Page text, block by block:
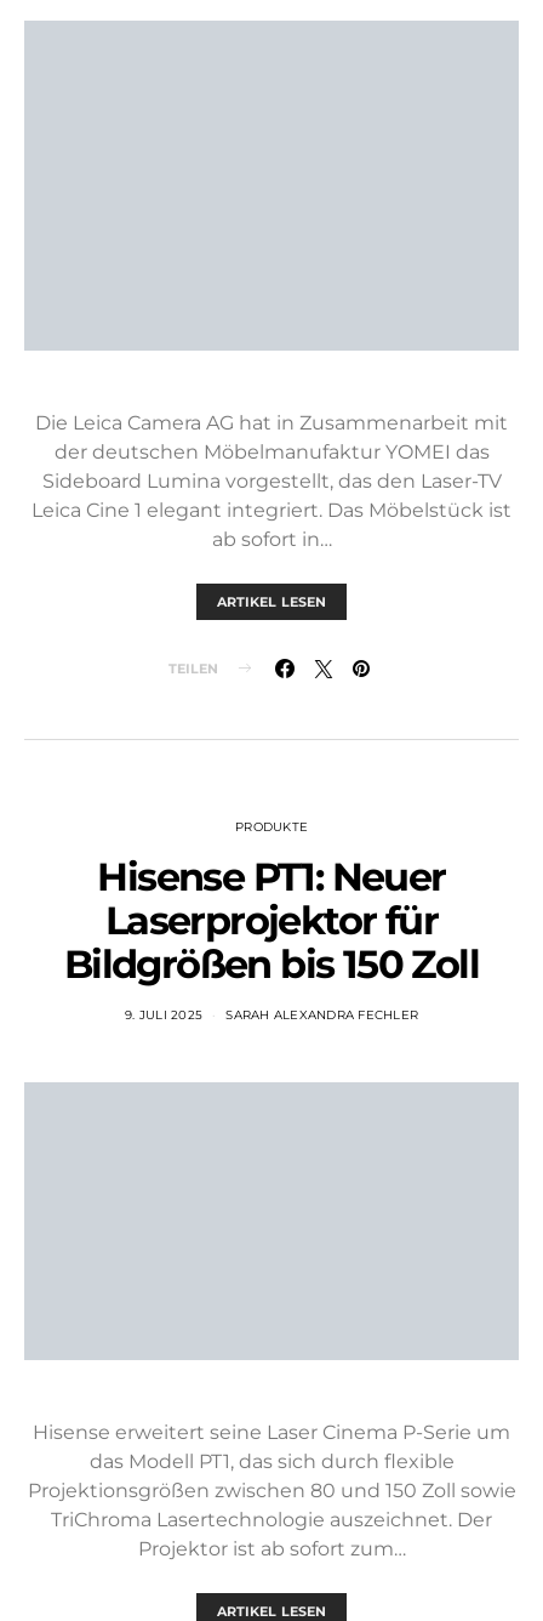
Die Leica Camera AG hat in Zusammenarbeit mit
der deutschen Möbelmanufaktur YOMEI das
Sideboard Lumina vorgestellt, das den Laser-TV
Leica Cine 1 elegant integriert. Das Möbelstück ist
ab sofort in…
ARTIKEL LESEN
TEILEN
PRODUKTE
Hisense PT1: Neuer
Laserprojektor für
Bildgrößen bis 150 Zoll
9. JULI 2025 SARAH ALEXANDRA FECHLER
Hisense erweitert seine Laser Cinema P-Serie um
das Modell PT1, das sich durch flexible
Projektionsgrößen zwischen 80 und 150 Zoll sowie
TriChroma Lasertechnologie auszeichnet. Der
Projektor ist ab sofort zum…
ARTIKEL LESEN